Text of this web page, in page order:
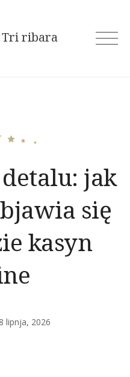
Tri ribara
jak
się
kasyn
8 lipnja, 2026